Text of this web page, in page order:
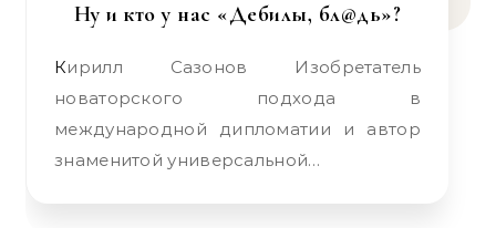
Ну и кто у нас «Дебилы, бл@дь»?
Кирилл Сазонов Изобретатель
новаторского подхода в
международной дипломатии и автор
знаменитой универсальной…